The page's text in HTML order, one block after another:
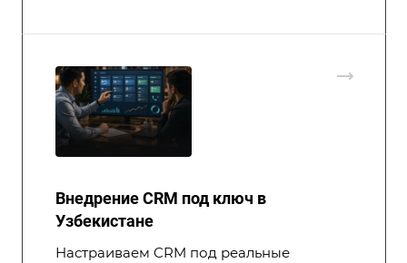
Внедрение CRM под ключ в
Узбекистане
Настраиваем CRM под реальные